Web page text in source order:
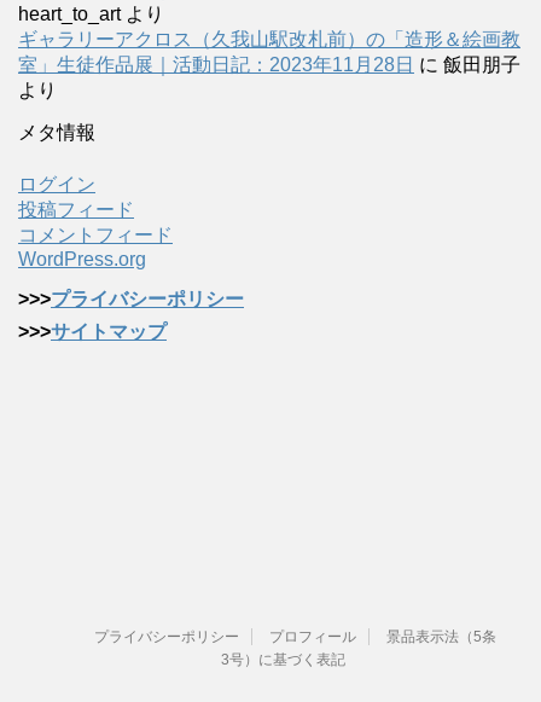
heart_to_artより
ギャラリーアクロス（久我山駅改札前）の「造形＆絵画教
室」生徒作品展｜活動日記：2023年11月28日 に 飯田朋子
より
メタ情報
ログイン
投稿フィード
コメントフィード
WordPress.org
>>>プライバシーポリシー
>>>サイトマップ
プライバシーポリシー プロフィール
景品表示法（5条
3号）に基づく表記